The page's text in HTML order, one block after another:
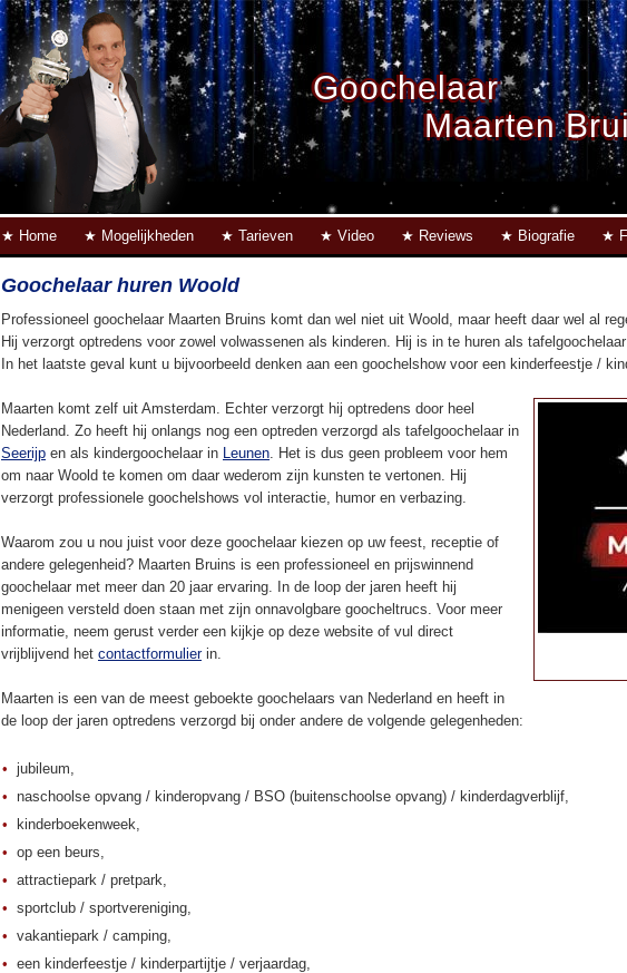
Goochelaar
Maarten
Home Mogelijkheden Tarieven Video Reviews Biografie
Goochelaar huren Woold
Professioneel goochelaar Maarten Bruins komt dan wel niet uit Woold, maar heeft daar wel al
Hij verzorgt optredens voor zowel volwassenen als kinderen. Hij is in te huren als
In het laatste geval kunt u bijvoorbeeld denken aan een goochelshow voor een kinderfeestje /
Maarten komt zelf uit Amsterdam. Echter verzorgt hij optredens door heel
Nederland. Zo heeft hij onlangs nog een optreden verzorgd als tafelgoochelaar in
Seerijp en als kindergoochelaar in Leunen. Het is dus geen probleem voor hem
om naar Woold te komen om daar wederom zijn kunsten te vertonen. Hij
verzorgt professionele goochelshows vol interactie, humor en verbazing.
Waarom zou u nou juist voor deze goochelaar kiezen op uw feest, receptie of
andere gelegenheid? Maarten Bruins is een professioneel en prijswinnend
goochelaar met meer dan 20 jaar ervaring. In de loop der jaren heeft hij
menigeen versteld doen staan met zijn onnavolgbare goocheltrucs. Voor meer
informatie, neem gerust verder een kijkje op deze website of vul direct
vrijblijvend het contactformulierin.
Maarten is een van de meest geboekte goochelaars van Nederland en heeft in
de loop der jaren optredens verzorgd bij onder andere de volgende gelegenheden:
jubileum,
naschoolse opvang / kinderopvang / BSO (buitenschoolse opvang) / kinderdagverblijf,
kinderboekenweek,
op een beurs,
attractiepark / pretpark,
sportclub / sportvereniging,
vakantiepark / camping,
een kinderfeestje / kinderpartijtje / verjaardag,